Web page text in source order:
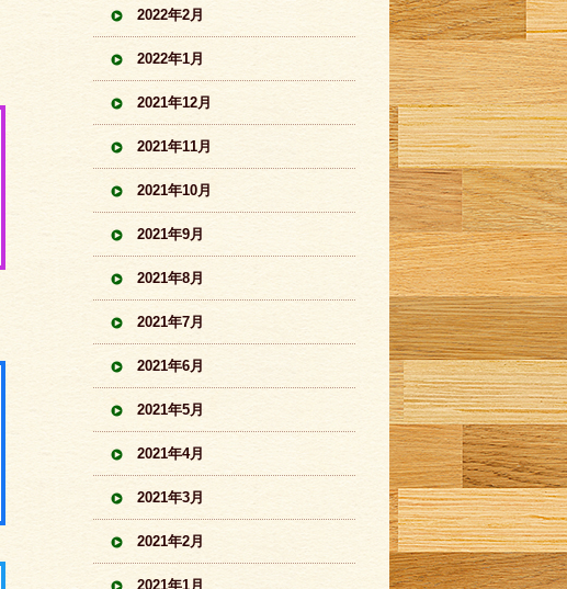
2022年2月
2022年1月
2021年12月
2021年11月
2021年10月
2021年9月
2021年8月
2021年7月
2021年6月
2021年5月
2021年4月
2021年3月
2021年2月
2021年1月